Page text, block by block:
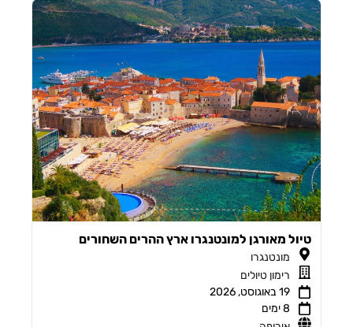
טיול מאורגן למונטנגרו ארץ ההרים השחורים
מונטנגרו
רימון טיולים
19 באוגוסט, 2026
8 ימים